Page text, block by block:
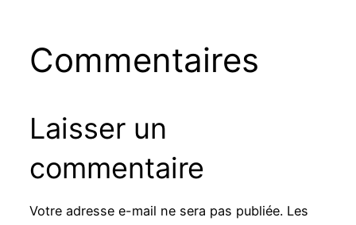
Commentaires
Laisser un
commentaire
Votre adresse e-mail ne sera pas publiée. Les